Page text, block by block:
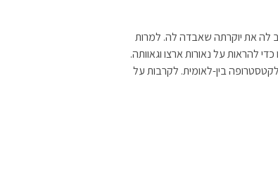
לה את יוקרתה שאבדה לה. למרות
להראות על נאורות ארצו וגאוותה.
בין-לאומית. לקרבות על